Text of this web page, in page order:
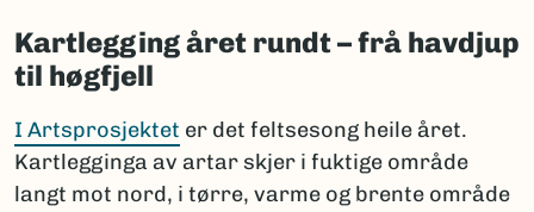
Kartlegging året rundt – frå havdjup
til høgfjell
I Artsprosjektet er det feltsesong heile året.
Kartlegginga av artar skjer i fuktige område
langt mot nord, i tørre, varme og brente område